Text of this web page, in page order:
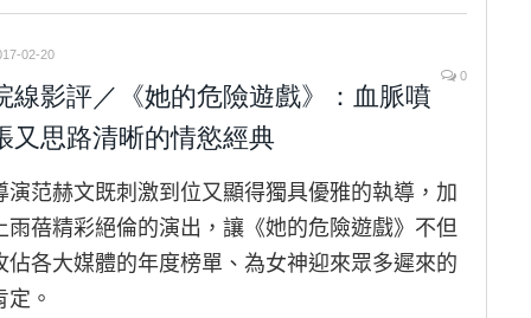
02-20
0
線影評／《她的危險遊戲》：血脈噴
又思路清晰的情慾經典
演范赫文既刺激到位又顯得獨具優雅的執導，加
雨蓓精彩絕倫的演出，讓《她的危險遊戲》不但
佔各大媒體的年度榜單、為女神迎來眾多遲來的
定。